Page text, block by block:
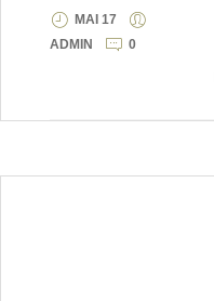
MAI 17
ADMIN
0